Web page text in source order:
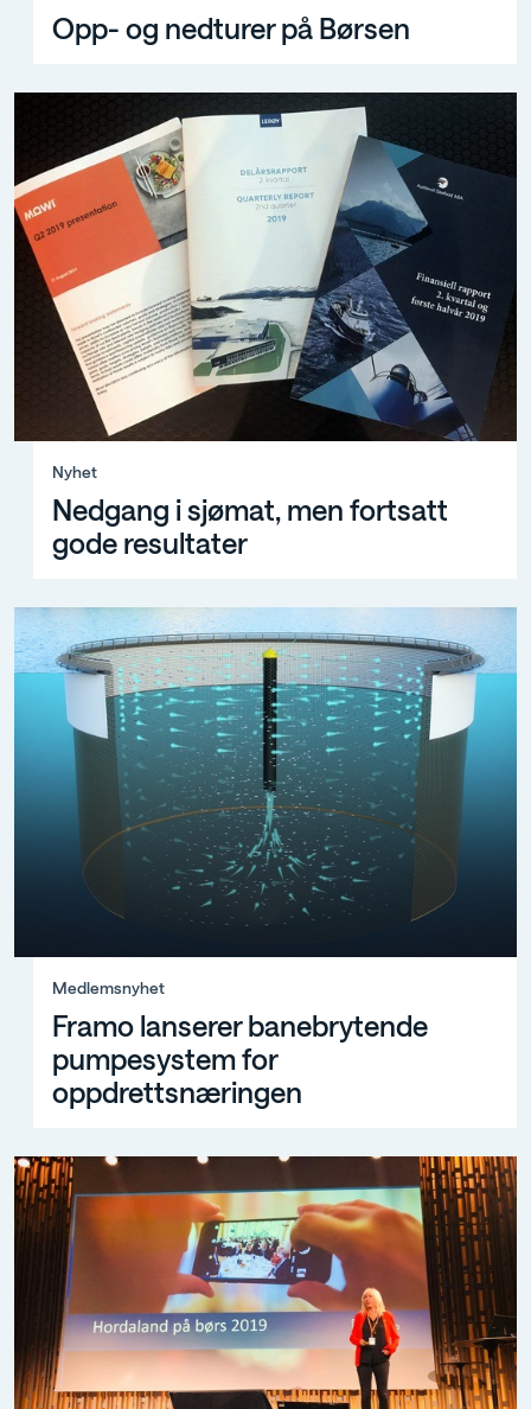
Opp- og nedturer på Børsen
Nyhet
Nedgang i sjømat, men fortsatt
gode resultater
Medlemsnyhet
Framo lanserer banebrytende
pumpesystem for
oppdrettsnæringen